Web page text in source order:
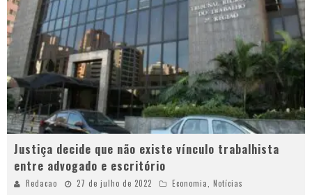
Justiça decide que não existe vínculo trabalhista
entre advogado e escritório
Redacao 27 de julho de 2022 Economia Notícias